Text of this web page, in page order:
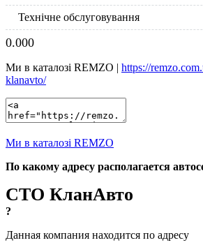
Технічне обслуговування
0.000
Ми в каталозі REMZO | https://
klanavto/
Ми в каталозі REMZO
По какому адресу располагается
СТО КланАвто
?
Данная компания находится по адресу